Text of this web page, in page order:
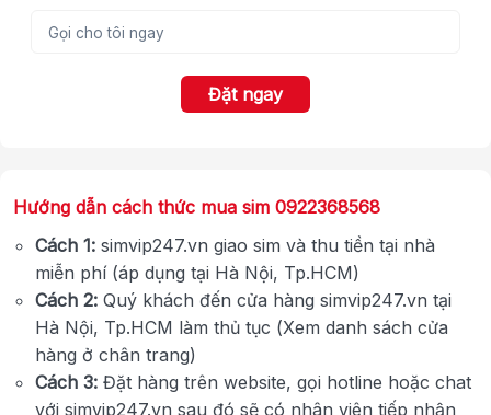
Đặt ngay
Hướng dẫn cách thức mua sim 0922368568
Cách 1: simvip247.vn giao sim và thu tiền tại nhà
miễn phí (áp dụng tại Hà Nội, Tp.HCM)
Cách 2: Quý khách đến cửa hàng simvip247.vn tại
Hà Nội, Tp.HCM làm thủ tục (Xem danh sách cửa
hàng ở chân trang)
Cách 3: Đặt hàng trên website, gọi hotline hoặc chat
với simvip247.vn sau đó sẽ có nhân viên tiếp nhận